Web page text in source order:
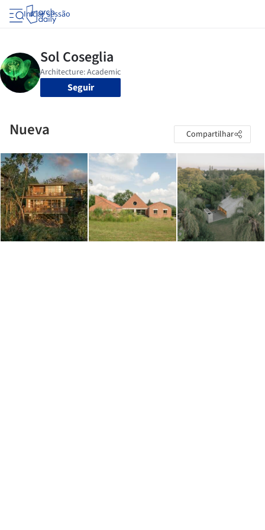
Iniciar sessão
Seguir
Nueva Compartilhar